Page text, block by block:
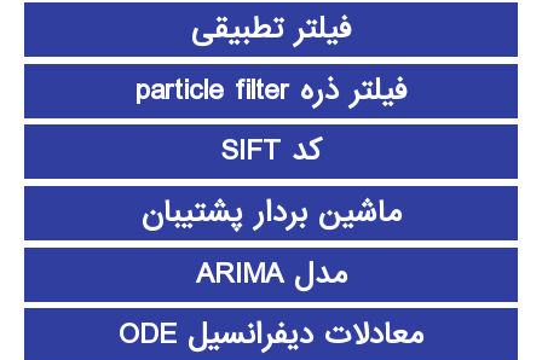
فیلتر تطبیقی
فیلتر ذره particle filter
کد SIFT
ماشین بردار پشتیبان
مدل ARIMA
معادلات دیفرانسیل ODE